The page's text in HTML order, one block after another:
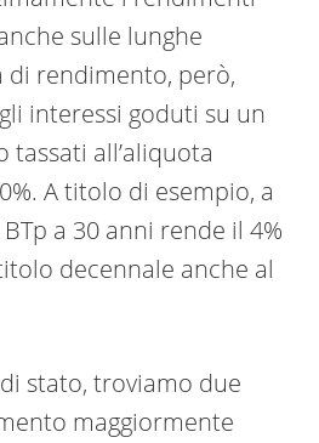
sulle lunghe
di rendimento, però,
interessi goduti su un
all’aliquota
A titolo di esempio, a
a 30 anni rende il 4%
decennale anche al
stato, troviamo due
maggiormente